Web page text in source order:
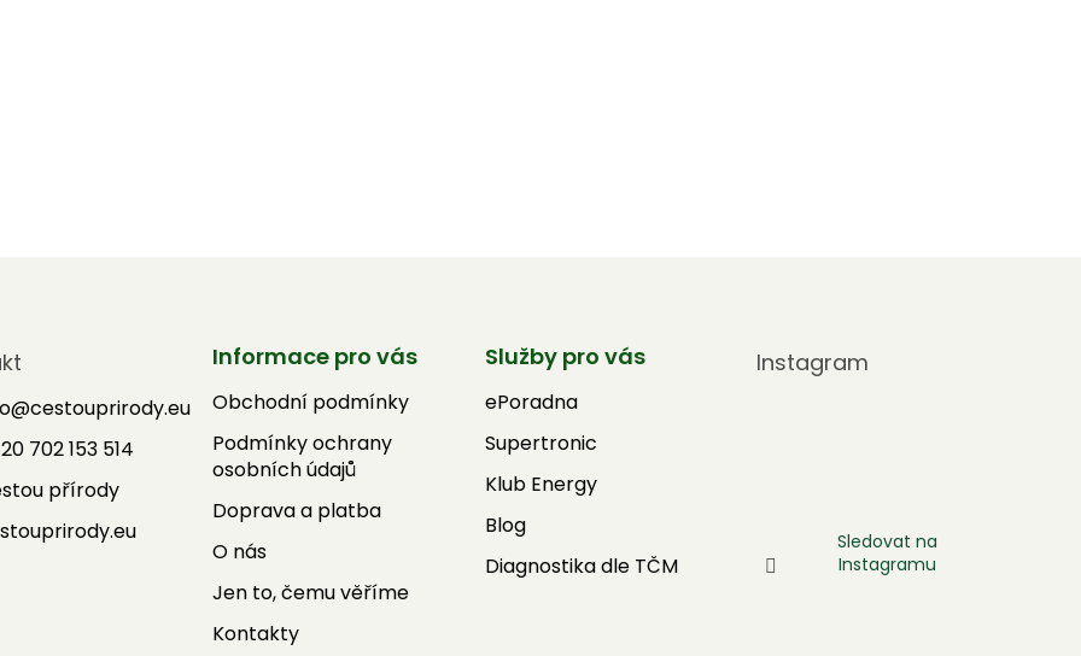
@cestouprirody.eu
702 153 514
přírody
Informace pro vás
Obchodní podmínky
Podmínky ochrany
osobních údajů
Doprava a platba
O nás
Jen to, čemu věříme
Kontakty
Služby pro vás
ePoradna
Supertronic
Klub Energy
Blog
Diagnostika dle TČM
Instagram
Sledovat na
Instagramu